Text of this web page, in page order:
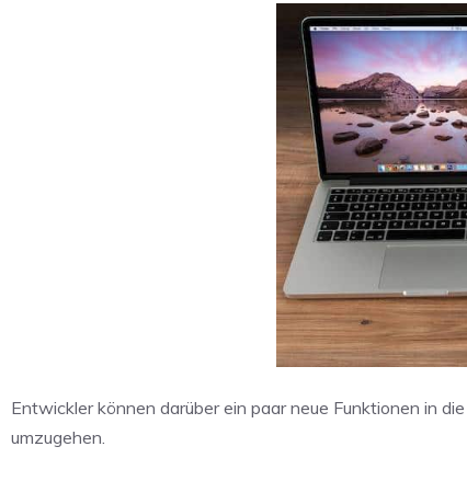
Entwickler können darüber ein paar neue Funktionen in
umzugehen.